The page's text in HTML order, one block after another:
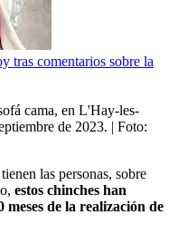
tras comentarios sobre la
cama, en L'Hay-les-
de 2023. | Foto:
las personas, sobre
estos chinches han
de la realización de